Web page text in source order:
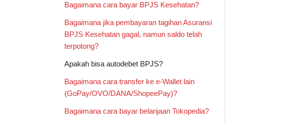
Bagaimana cara bayar BPJS Kesehatan?
Bagaimana jika pembayaran tagihan Asuransi
BPJS Kesehatan gagal, namun saldo telah
terpotong?
Apakah bisa autodebet BPJS?
Bagaimana cara transfer ke e-Wallet lain
(GoPay/OVO/DANA/ShopeePay)?
Bagaimana cara bayar belanjaan Tokopedia?